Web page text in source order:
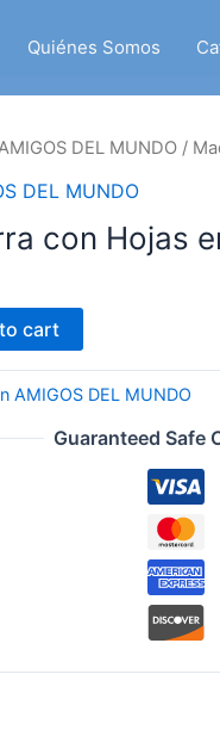
Quiénes Somos
DEL MUNDO /
DEL MUNDO
con Hojas
cart
AMIGOS DEL MUNDO
Guaranteed Safe